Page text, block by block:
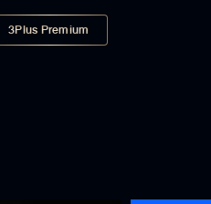
3Plus Premium